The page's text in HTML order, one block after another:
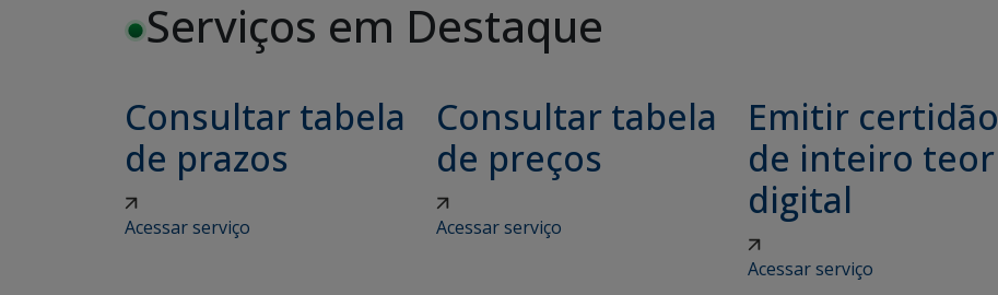
Serviços em Destaque
Consultar tabela
de prazos
Acessar serviço
Consultar tabela
de preços
Acessar serviço
Emitir certidão
de inteiro teor
digital
Acessar serviço